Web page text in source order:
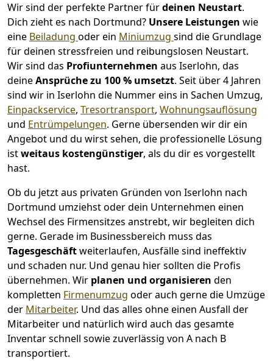
Wir sind der perfekte Partner fürdeinen Neustart.
Dich zieht es nach Dortmund? Unsere Leistungen wie
eine Beiladung oder ein Miniumzug sind die Grundlage
für deinen stressfreien und reibungslosen Neustart.
Wir sind das Profiunternehmen aus Iserlohn, das
deineAnsprüche zu 100 % umsetzt. Seit über 4 Jahren
sind wir in Iserlohn die Nummer eins in Sachen Umzug,
Einpackservice, Tresortransport, Wohnungsauflösung
und Entrümpelungen. Gerne übersenden wir dir ein
Angebot und du wirst sehen, die professionelle Lösung
istweitaus kostengünstiger, als du dir es vorgestellt
hast.
Ob du jetzt aus privaten Gründen von Iserlohn nach
Dortmund umziehst oder dein Unternehmen einen
Wechsel des Firmensitzes anstrebt, wir begleiten dich
gerne. Gerade im Businessbereich muss das
Tagesgeschäftweiterlaufen, Ausfälle sind ineffektiv
und schaden nur. Und genau hier sollten die Profis
übernehmen. Wir planen und organisieren den
kompletten Firmenumzug oder auch gerne die Umzüge
der Mitarbeiter. Und das alles ohne einen Ausfall der
Mitarbeiter und natürlich wird auch das gesamte
Inventar schnell sowie zuverlässig von A nach B
transportiert.